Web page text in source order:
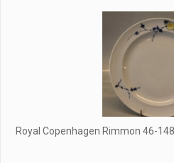
Royal Copenhagen Rimmon 46-